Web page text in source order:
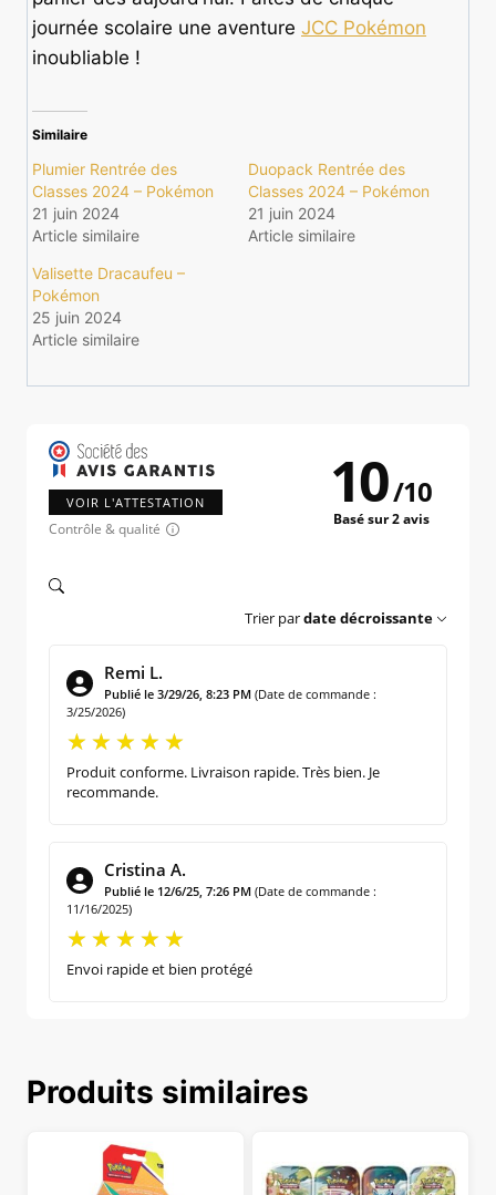
journée scolaire une aventure JCC Pokémon
inoubliable !
Similaire
Plumier Rentrée des
Classes 2024 – Pokémon
21 juin 2024
Article similaire
Duopack Rentrée des
Classes 2024 – Pokémon
21 juin 2024
Article similaire
Valisette Dracaufeu –
Pokémon
25 juin 2024
Article similaire
VOIR L'ATTESTATION
Contrôle & qualité
10/10
Basé sur 2 avis
Trier pardate décroissante
Remi L.
Publié le 3/29/26, 8:23 PM (Date de commande :
3/25/2026)
Produit conforme. Livraison rapide. Très bien. Je
recommande.
Cristina A.
Publié le 12/6/25, 7:26 PM (Date de commande :
11/16/2025)
Envoi rapide et bien protégé
Produits similaires